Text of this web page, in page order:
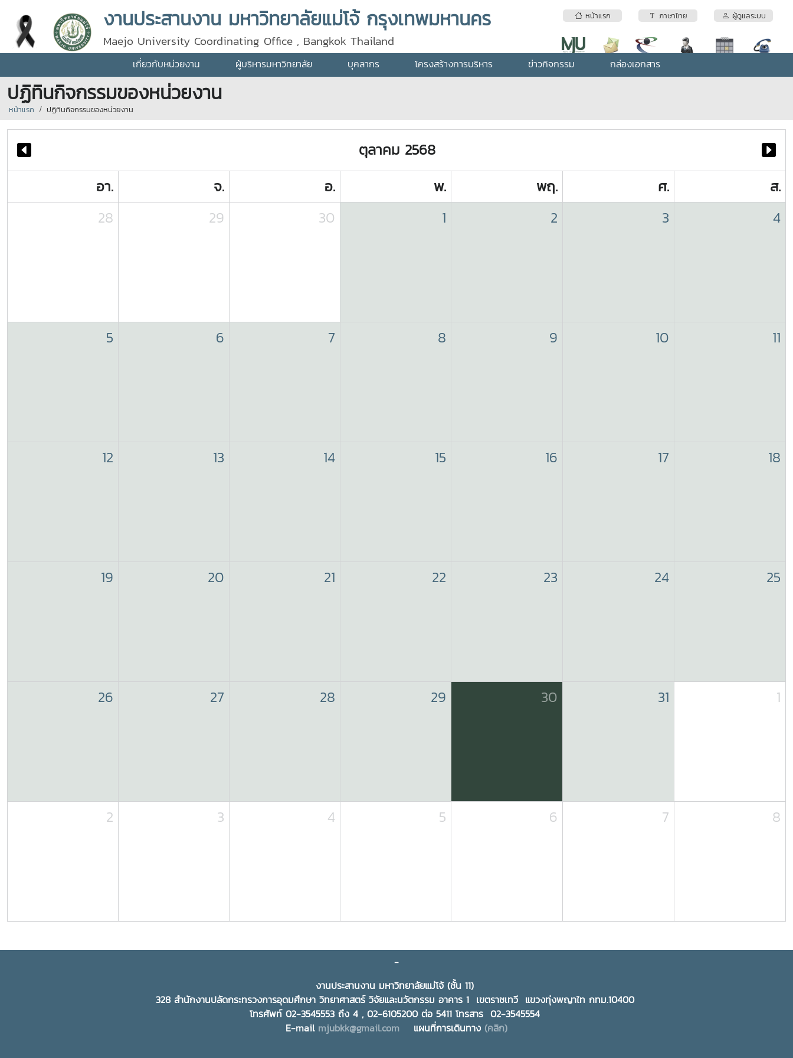
หน้าแรก ภาษาไทย ผู้ดูแลระบบ
งานประสานงาน มหาวิทยาลัยแม่โจ้ กรุงเทพมหานคร
Maejo University Coordinating Office , Bangkok Thailand
เกี่ยวกับหน่วยงาน ผู้บริหารมหาวิทยาลัย บุคลากร โครงสร้างการบริหาร ข่าวกิจกรรม กล่องเอกสาร
ปฏิทินกิจกรรมของหน่วยงาน
หน้าแรก ปฏิทินกิจกรรมของหน่วยงาน
ตุลาคม 2568
อา.
จ. อ. พ. พฤ. ศ.
ส.
28
29 30 1 2 3 4
5 6 7 8 9 10 11
12 13 14 15 16 17 18
19 20 21 22 23 24 25
26 27 28 29 30 31 1
2 3 4 5 6 7 8
-
งานประสานงาน มหาวิทยาลัยแม่โจ้ (ชั้น 11)
328 สำนักงานปลัดกระทรวงการอุดมศึกษา วิทยาศาสตร์ วิจัยและนวัตกรรม อาคาร 1 เขตราชเทวี แขวงทุ่งพญาไท กทม.10400
โทรศัพท์ 02-3545553 ถึง 4 , 02-6105200 ต่อ 5411 โทรสาร 02-3545554
E-mail mjubkk@gmail.com แผนที่การเดินทาง (คลิก)